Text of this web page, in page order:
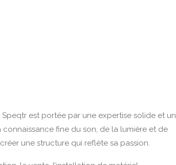
est portée par une expertise solide et un
connaissance fine du son, de la lumière et de
une structure qui reflète sa passion.